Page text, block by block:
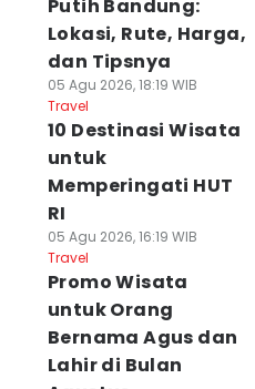
Putih Bandung:
Lokasi, Rute, Harga,
dan Tipsnya
05 Agu 2026, 18:19 WIB
Travel
10 Destinasi Wisata
untuk
Memperingati HUT
RI
05 Agu 2026, 16:19 WIB
Travel
Promo Wisata
untuk Orang
Bernama Agus dan
Lahir di Bulan